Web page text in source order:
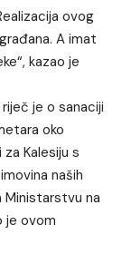
ovog
A imat
kazao je
je o sanaciji
oko
Kalesiju s
naših
Ministarstvu na
je ovom